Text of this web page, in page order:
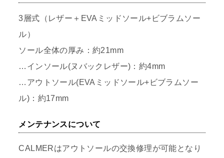
3層式（レザー＋EVAミッドソール+ビブラムソー
ル）
ソール全体の厚み：約21mm
…インソール(ヌバックレザー)：約4mm
…アウトソール(EVAミッドソール+ビブラムソー
ル)：約17mm
メンテナンスについて
CALMERはアウトソールの交換修理が可能となり